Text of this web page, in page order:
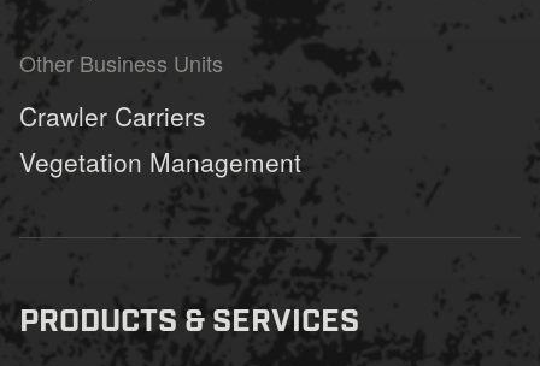
Other Business Units
Crawler Carriers
Vegetation Management
PRODUCTS & SERVICES